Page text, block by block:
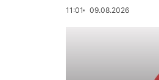
11:01 09.08.2026